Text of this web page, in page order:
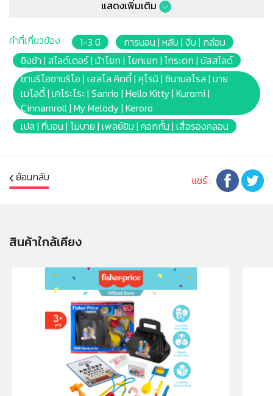
* ขนาดแพ็คเกจ: 82 x 50.5 x 71.5cm.
* เหมาะสำหรับเด็กอายุ: คอกกัน 6เดือนขึ้นไป / สไลด์ 12เดือน
ขึ้นไป
หมายเหตุ:
สินค้าอาจมีการเปลี่ยนแปลงลวดลาย สีสันบนผลิตภัณฑ์ หรือ
แพ็คเกจโดยร้านฯอาจไม่สามารถแจ้งให้ทราบล่วงหน้า และสี
การตั้งค่าการแสดงผลสีของแต่ละหน้าจอ
คำเตือน/ข้อห้าม:
และขว้างปา
แสดงเพิ่มเติม
คำที่เกี่ยวข้อง : 1-3 ปี
การนอน | หลับ | งีบ | กล่อม
ชิงช้า | สไลด์เดอร์ | ม้าโยก | โยกเยก | ไกระดก | บัสสไลด์
ซานริโอซานริโอ | เฮลโล คิตตี้ | คุโรมิ | ซินามอโรล | มาย
เมโลดี้ | เคโระโระ | Sanrio | Hello Kitty | Kuromi |
Cinnamroll | My Melody | Keroro
เปล | ที่นอน | โมบาย | เพลย์ยิม | คอกกั้น | เสื่อรองคลอน
ย้อนกลับ แชร์ :
สินค้าใกล้เคียง